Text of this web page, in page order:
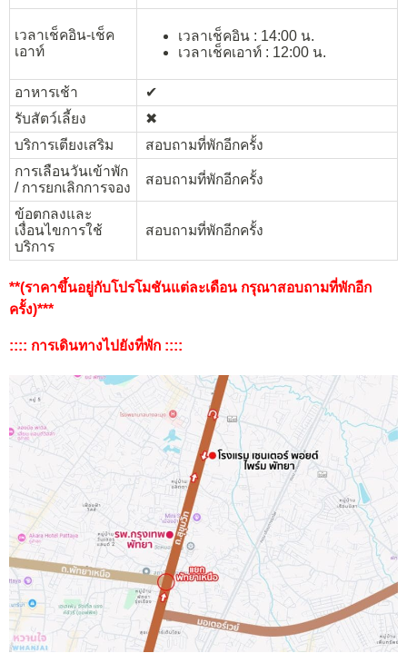
เวลาเช็คอิน-เช็ค
เอาท์
เวลาเช็คอิน : 14:00 น.
เวลาเช็คเอาท์ : 12:00 น.
อาหารเช้า
✔︎
รับสัตว์เลี้ยง
✖︎
บริการเตียงเสริม
สอบถามที่พักอีกครั้ง
การเลือนวันเข้าพัก
/ การยกเลิกการจอง
สอบถามที่พักอีกครั้ง
ข้อตกลงและ
เงื่อนไขการใช้
บริการ
สอบถามที่พักอีกครั้ง
**(ราคาขึ้นอยู่กับโปรโมชันแต่ละเดือน กรุณาสอบถามที่พักอีก
ครั้ง)***
:::: การเดินทางไปยังที่พัก ::::